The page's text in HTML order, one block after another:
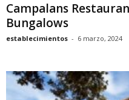
Campalans
Bungalows
establecimientos - 6 marzo, 2024